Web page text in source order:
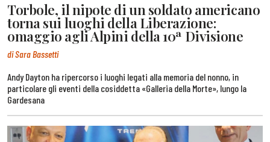
Torbole, il nipote di un soldato americano
torna sui luoghi della Liberazione:
omaggio agli Alpini della 10ª Divisione
di Sara Bassetti
Andy Dayton ha ripercorso i luoghi legati alla memoria del nonno, in
particolare gli eventi della cosiddetta «Galleria della Morte», lungo la
Gardesana